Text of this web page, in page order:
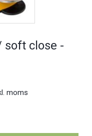
soft close -
moms